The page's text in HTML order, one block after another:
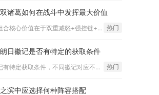
诸葛如何在战斗中发挥最大价值
少年三国志双诸葛组合核心价值在于双重减怒+强控链+怒气闭环，... 热门
日徽记是否有特定的获取条件
无尽的拉格朗日徽记有特定获取条件，不同徽记对应不同解锁路径，... 热门
滨中应选择何种阵容搭配